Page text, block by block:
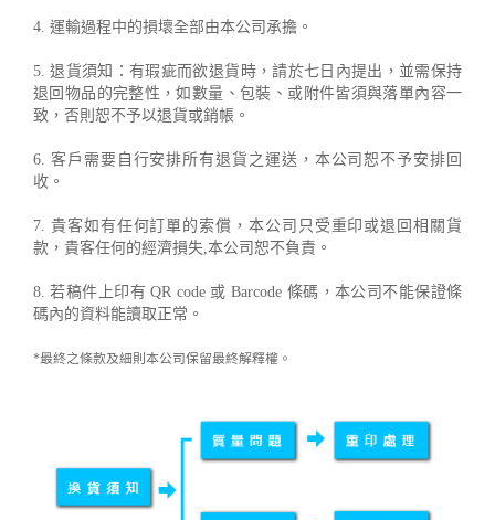
4. 運輸過程中的損壞全部由本公司承擔。
5. 退貨須知：有瑕疵而欲退貨時，請於七日內提出，並需保持
退回物品的完整性，如數量、包裝、或附件皆須與落單內容一
致，否則恕不予以退貨或銷帳。
6. 客戶需要自行安排所有退貨之運送，本公司恕不予安排回
收。
7. 貴客如有任何訂單的索償，本公司只受重印或退回相關貨
款，貴客任何的經濟損失,本公司恕不負責。
8. 若稿件上印有 QR code 或 Barcode 條碼，本公司不能保證條
碼內的資料能讀取正常。
*最終之條款及細則本公司保留最終解釋權。